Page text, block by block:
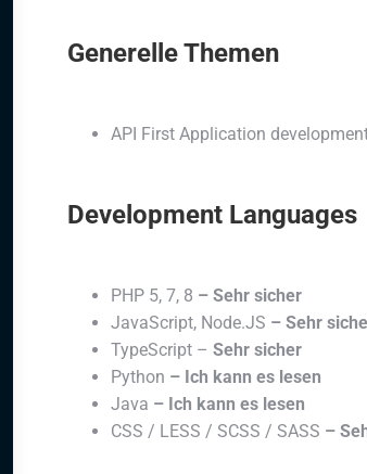
Generelle Themen
API First Application
Development Languages
PHP 5, 7, 8 – Sehr sicher
JavaScript, Node.JS – Sehr
TypeScript – Sehr sicher
Python – Ich kann es lesen
Java – Ich kann es lesen
CSS / LESS / SCSS / SASS –